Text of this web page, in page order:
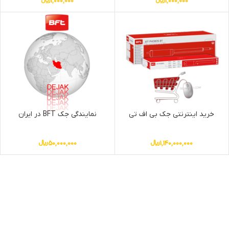
خرید اینترنتی جک بی اف تی
1,140,000,000﷼
نمایندگی جک BFT در ایران
50,000,000﷼